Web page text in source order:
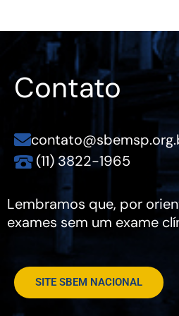
Contato
(11) 3822-1965
Lembramos que, por
exames sem um exame
SITE SBEM NACIONAL